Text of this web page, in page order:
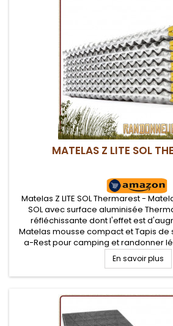
MATELAS Z LITE SOL
Matelas Z LITE SOL Thermarest -
SOL avec surface aluminisée
réfléchissante dont l'effet est
Matelas mousse compact et Tapis de
a-Rest pour camping et randonner
En savoir plus